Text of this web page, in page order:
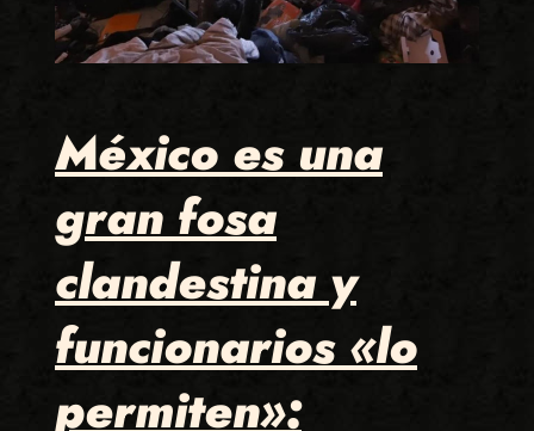
México es una
gran fosa
clandestina y
funcionarios «lo
permiten»: